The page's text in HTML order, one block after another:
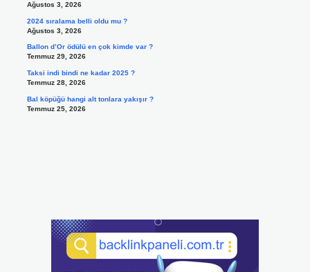
Ağustos 3, 2026
2024 sıralama belli oldu mu ?
Ağustos 3, 2026
Ballon d’Or ödülü en çok kimde var ?
Temmuz 29, 2026
Taksi indi bindi ne kadar 2025 ?
Temmuz 28, 2026
Bal köpüğü hangi alt tonlara yakışır ?
Temmuz 25, 2026